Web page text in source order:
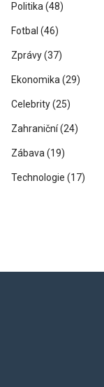
Politika (48)
Fotbal (46)
Zprávy(37)
Ekonomika (29)
Celebrity(25)
Zahraniční(24)
Zábava (19)
Technologie (17)